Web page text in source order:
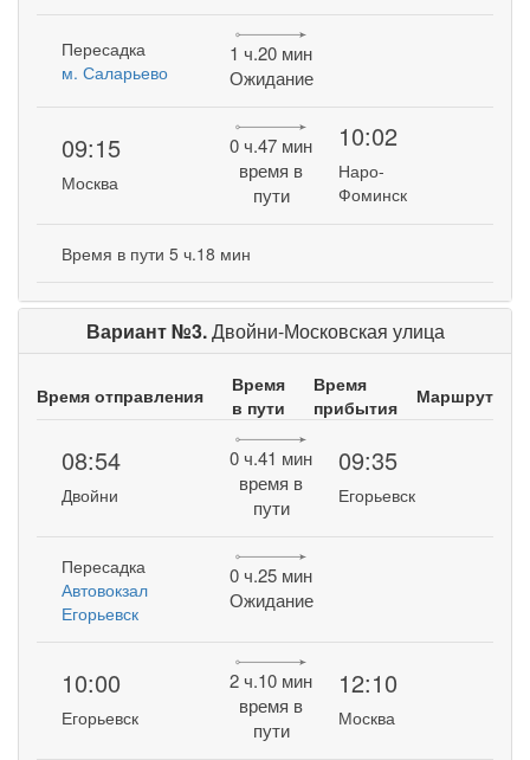
Пересадка
м. Саларьево
1 ч.20 мин
Ожидание
09:15
Москва
0 ч.47 мин
время в
пути
10:02
Наро-
Фоминск
Время в пути 5 ч.18 мин
Вариант №3.Двойни-Московская улица
Время отправления
Время
в пути
Время
прибытия
Маршрут
08:54
Двойни
0 ч.41 мин
время в
пути
09:35
Егорьевск
Пересадка
Автовокзал
Егорьевск
0 ч.25 мин
Ожидание
10:00
Егорьевск
2 ч.10 мин
время в
пути
12:10
Москва